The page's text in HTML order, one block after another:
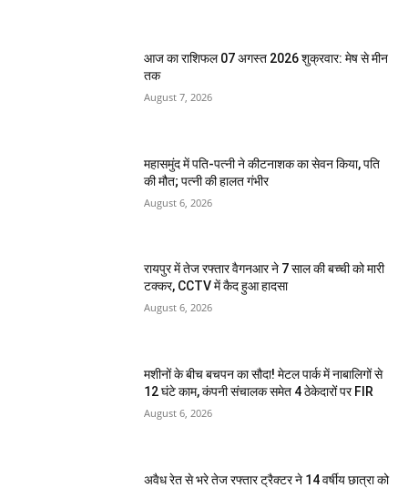
आज का राशिफल 07 अगस्त 2026 शुक्रवार: मेष से मीन
तक
August 7, 2026
महासमुंद में पति-पत्नी ने कीटनाशक का सेवन किया, पति
की मौत; पत्नी की हालत गंभीर
August 6, 2026
रायपुर में तेज रफ्तार वैगनआर ने 7 साल की बच्ची को मारी
टक्कर, CCTV में कैद हुआ हादसा
August 6, 2026
मशीनों के बीच बचपन का सौदा! मेटल पार्क में नाबालिगों से
12 घंटे काम, कंपनी संचालक समेत 4 ठेकेदारों पर FIR
August 6, 2026
अवैध रेत से भरे तेज रफ्तार ट्रैक्टर ने 14 वर्षीय छात्रा को